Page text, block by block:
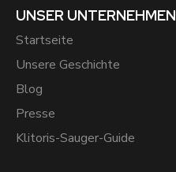
UNSER UNTERNEHMEN
Startseite
Unsere Geschichte
Blog
Presse
Klitoris-Sauger-Guide